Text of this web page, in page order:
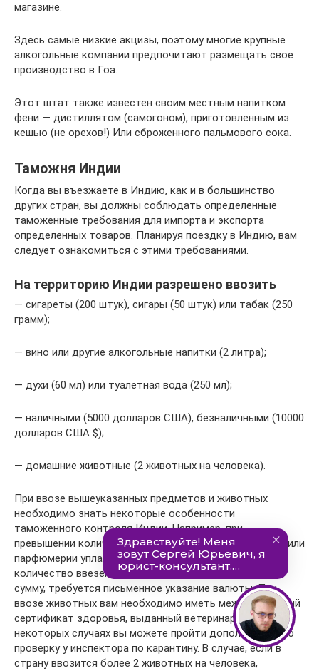
магазине.
Здесь самые низкие акцизы, поэтому многие крупные
алкогольные компании предпочитают размещать свое
производство в Гоа.
Этот штат также известен своим местным напитком
фени — дистиллятом (самогоном), приготовленным из
кешью (не орехов!) Или сброженного пальмового сока.
Таможня Индии
Когда вы въезжаете в Индию, как и в большинство
других стран, вы должны соблюдать определенные
таможенные требования для импорта и экспорта
определенных товаров. Планируя поездку в Индию, вам
следует ознакомиться с этими требованиями.
На территорию Индии разрешено ввозить
— сигареты (200 штук), сигары (50 штук) или табак (250
грамм);
— вино или другие алкогольные напитки (2 литра);
— духи (60 мл) или туалетная вода (250 мл);
— наличными (5000 долларов США), безналичными (10000
долларов США $);
— домашние животные (2 животных на человека).
При ввозе вышеуказанных предметов и животных
необходимо знать некоторые особенности
таможенного контроля Индии. Например, при
превышении количества ввезенных сигарет, алкоголя или
парфюмерии уплачивается таможенная пошлина. Если
количество ввезенных денег превышает допустимую
сумму, требуется письменное указание валюты. При
ввозе животных вам необходимо иметь международный
сертификат здоровья, выданный ветеринаром, а в
некоторых случаях вы можете пройти дополнительную
проверку у инспектора по карантину. В случае, если в
страну ввозится более 2 животных на человека,